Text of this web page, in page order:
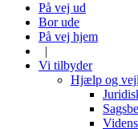
På vej ud
Bor ude
På vej hjem
|
Vi tilbyder
Hjælp og